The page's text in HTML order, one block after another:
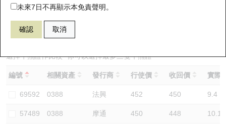
未來7日不再顯示本免責聲明。
確認 取消
59950 瑞銀熊證 0388 香港交易所
選擇牛熊證作比較 *你可以選擇最多三隻牛熊證
編號 相關資產 發行商 行使價 收回價 實際
69592 0388 法興 452 450 9.4
57489 0388 摩通 450 448 10.1
即將到期認股證
認股證到期結算價查詢
認股證分析儀
認股證速算機
牛熊證街貨分佈圖
正股牛熊證列表
新發行瑞銀牛熊證
已收回牛熊證剩餘價值
十天股證佔大市成交
資金流
街貨統計
三十大平均引伸波幅
恒指成份股
國指成份股
科指成份股
相關資產沽空
講座及教育短片
認股證投資者教育
牛熊證投資者教育
認股證牛熊證常問問題